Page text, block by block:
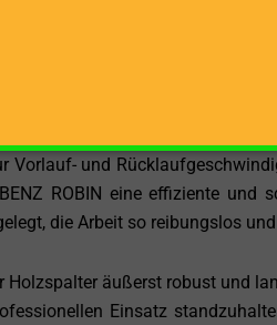
Modus, was eine bequeme
sorgfältig entwickelt, um
von 110 x 95 x 265 cm
Holzverarbeitung
Vorlauf- und
ROBIN eine effiziente und
die Arbeit so reibungslos
Holzspalter äußerst robust und
Einsatz